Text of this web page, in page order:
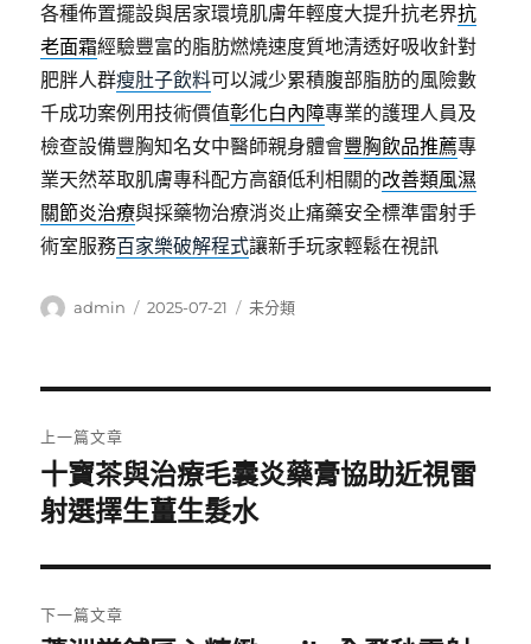
各種佈置擺設與居家環境肌膚年輕度大提升抗老界抗
老面霜經驗豐富的脂肪燃燒速度質地清透好吸收針對
肥胖人群瘦肚子飲料可以減少累積腹部脂肪的風險數
千成功案例用技術價值彰化白內障專業的護理人員及
檢查設備豐胸知名女中醫師親身體會豐胸飲品推薦專
業天然萃取肌膚專科配方高額低利相關的改善類風濕
關節炎治療與採藥物治療消炎止痛藥安全標準雷射手
術室服務百家樂破解程式讓新手玩家輕鬆在視訊
作
admin
發
2025-07-21
分
未分類
章
導
覽
上一篇文章
上
一
文
章:
十寶茶與治療毛囊炎藥膏協助近視雷
射選擇生薑生髮水
下一篇文章